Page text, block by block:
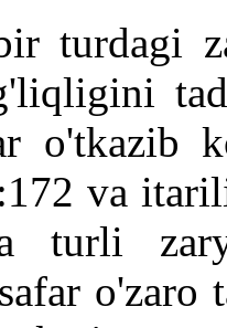
turdagi
o'tkazib
va
turli
o'zaro